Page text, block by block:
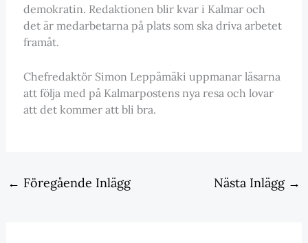
demokratin. Redaktionen blir kvar i Kalmar och
det är medarbetarna på plats som ska driva arbetet
framåt.
Chefredaktör Simon Leppämäki uppmanar läsarna
att följa med på Kalmarpostens nya resa och lovar
att det kommer att bli bra.
← Föregående Inlägg Nästa Inlägg →